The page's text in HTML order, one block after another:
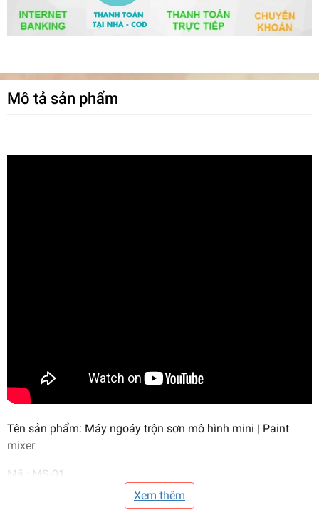
Mô tả sản phẩm
Tên sản phẩm: Máy ngoáy trộn sơn mô hình mini | Paint
mixer
Mã : MS-01
Xem thêm